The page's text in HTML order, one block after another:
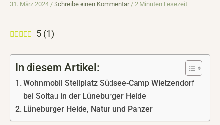
31. März 2024 / Schreibe einen Kommentar / 2 Minuten Lesezeit
5 (1)
In diesem Artikel:
Wohnmobil Stellplatz Südsee-Camp Wietzendorf
bei Soltau in der Lüneburger Heide
Lüneburger Heide, Natur und Panzer